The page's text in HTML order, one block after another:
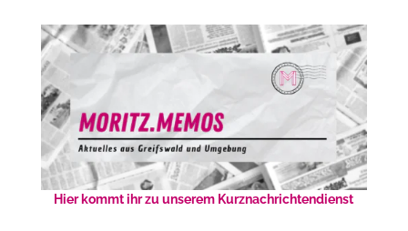
Hier kommt ihr zu unserem Kurznachrichtendienst